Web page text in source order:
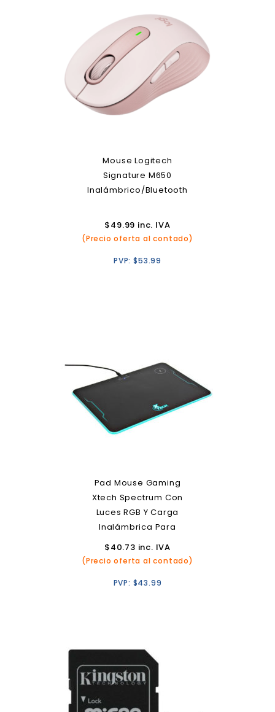
Mouse Logitech
Signature M650
Inalámbrico/Bluetooth
$49.99 inc. IVA
(Precio oferta al contado)
PVP:$53.99
Pad Mouse Gaming
Xtech Spectrum Con
Luces RGB Y Carga
Inalámbrica Para
Smartphones
$40.73 inc. IVA
(Precio oferta al contado)
PVP: $43.99